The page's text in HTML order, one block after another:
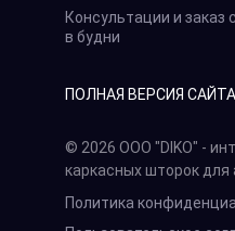
Консультации и заказ
в будни
ПОЛНАЯ ВЕРСИЯ САЙТА
© 2026 ООО "DIKO" -
каркасных шторок для
Политика